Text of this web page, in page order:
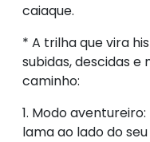
caiaque.
* A trilha que vira
subidas, descidas e
caminho:
1. Modo
lama ao lado do